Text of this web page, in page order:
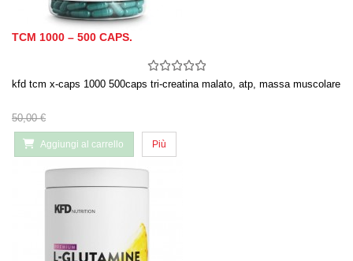
TCM 1000 – 500 CAPS.
kfd tcm x-caps 1000 500caps tri-creatina malato, atp, massa muscolare
50,00 €
Aggiungi al carrello Più